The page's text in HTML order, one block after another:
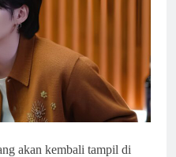
akan kembali tampil di